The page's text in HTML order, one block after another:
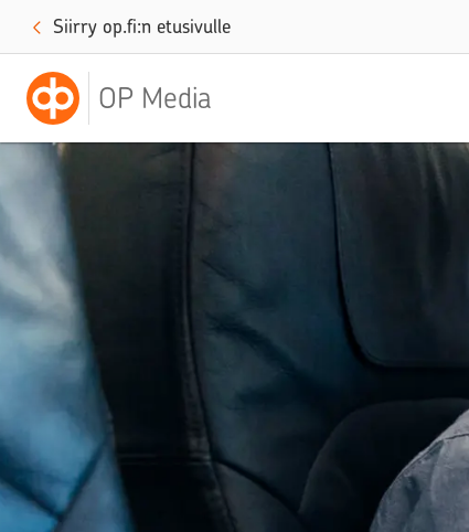
Siirry op.fi:n etusivulle
OP Media